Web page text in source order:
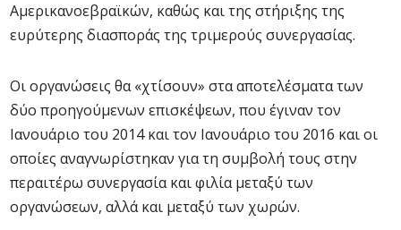
Αμερικανοεβραϊκών, καθώς και της στήριξης της
ευρύτερης διασποράς της τριμερούς συνεργασίας.
Οι οργανώσεις θα «χτίσουν» στα αποτελέσματα των
δύο προηγούμενων επισκέψεων, που έγιναν τον
Ιανουάριο του 2014 και τον Ιανουάριο του 2016 και οι
οποίες αναγνωρίστηκαν για τη συμβολή τους στην
περαιτέρω συνεργασία και φιλία μεταξύ των
οργανώσεων, αλλά και μεταξύ των χωρών.